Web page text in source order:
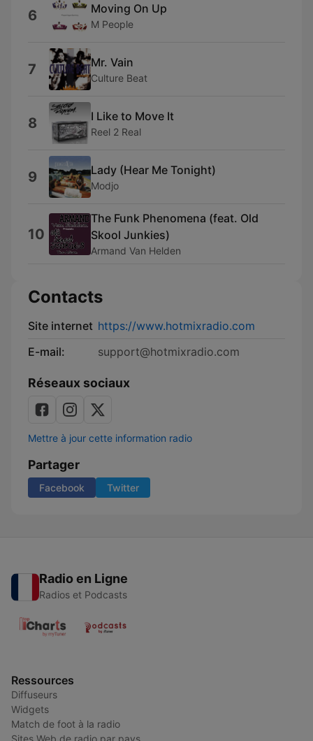
6 Moving On Up
M People
7 Mr. Vain
Culture Beat
8 I Like to Move It
Reel 2 Real
9 Lady (Hear Me Tonight)
Modjo
10
The Funk Phenomena (feat. Old
Skool Junkies)
Armand Van Helden
Contacts
Site internet https://www.hotmixradio.com
E-mail:
support@hotmixradio.com
Réseaux sociaux
Mettre à jour cette information radio
Partager
Facebook Twitter
Radio en Ligne
Radios et Podcasts
Ressources
Diffuseurs
Widgets
Match de foot à la radio
Sites Web de radio par pays